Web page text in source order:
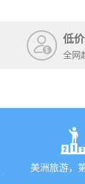
低
全网
美洲旅游，